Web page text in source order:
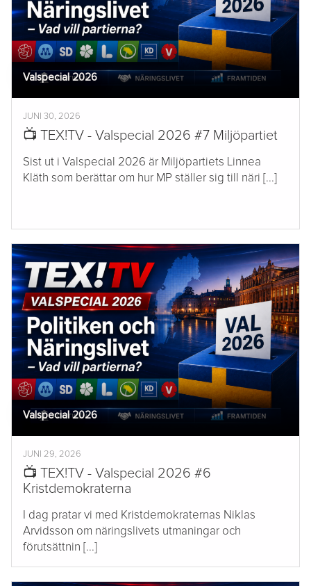
Valspecial 2026
JUNI 30, 2026
📺 TEX!TV - Valspecial 2026 #7 Miljöpartiet
Sist ut i Valspecial 2026 är Miljöpartiets Linnea
Kläth som berättar om hur MP ställer sig till näri [...]
Valspecial 2026
JUNI 29, 2026
📺 TEX!TV - Valspecial 2026 #6
Kristdemokraterna
I dag pratar vi med Kristdemokraternas Niklas
Arvidsson om näringslivets utmaningar och
förutsättnin [...]